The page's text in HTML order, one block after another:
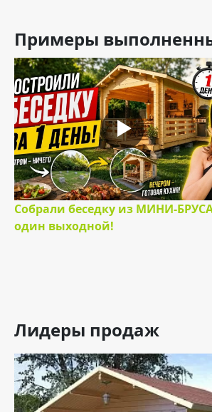
Примеры
Собрали беседку из МИНИ-
один выходной!
Лидеры продаж